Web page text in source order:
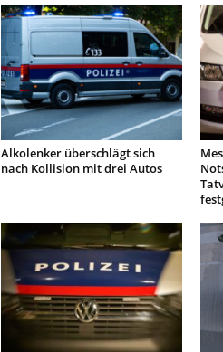
Alkolenker überschlägt sich
nach Kollision mit drei Autos